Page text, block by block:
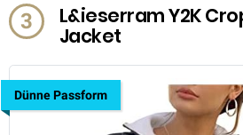
3 L&ieserram Y2K
Jacket
Dünne Passform